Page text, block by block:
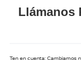
Llámanos
Ten en cuenta: Cambiamos